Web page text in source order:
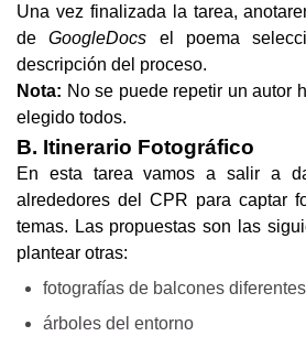
Una vez finalizada la tarea,
de GoogleDocs el poema
descripción del proceso.
Nota: No se puede repetir un autor
elegido todos.
B. Itinerario Fotográfico
En esta tarea vamos a salir a
alrededores del CPR para captar
temas. Las propuestas son las
plantear otras:
fotografías de balcones diferentes
árboles del entorno